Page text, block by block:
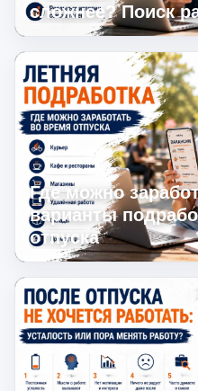
сложнее? Поиск
Где можно
варианты
отпуска